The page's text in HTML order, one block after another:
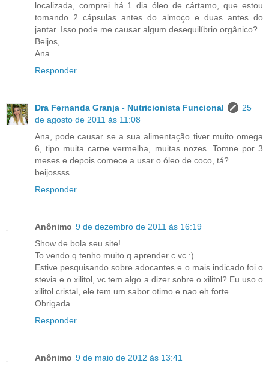
localizada, comprei há 1 dia óleo de cártamo, que estou
tomando 2 cápsulas antes do almoço e duas antes do
jantar. Isso pode me causar algum desequilíbrio orgânico?
Beijos,
Ana.
Responder
Dra Fernanda Granja - Nutricionista Funcional
25
de agosto de 2011 às 11:08
Ana, pode causar se a sua alimentação tiver muito omega
6, tipo muita carne vermelha, muitas nozes. Tomne por 3
meses e depois comece a usar o óleo de coco, tá?
beijossss
Responder
Anônimo 9 de dezembro de 2011 às 16:19
Show de bola seu site!
To vendo q tenho muito q aprender c vc :)
Estive pesquisando sobre adocantes e o mais indicado foi o
stevia e o xilitol, vc tem algo a dizer sobre o xilitol? Eu uso o
xilitol cristal, ele tem um sabor otimo e nao eh forte.
Obrigada
Responder
Anônimo 9 de maio de 2012 às 13:41